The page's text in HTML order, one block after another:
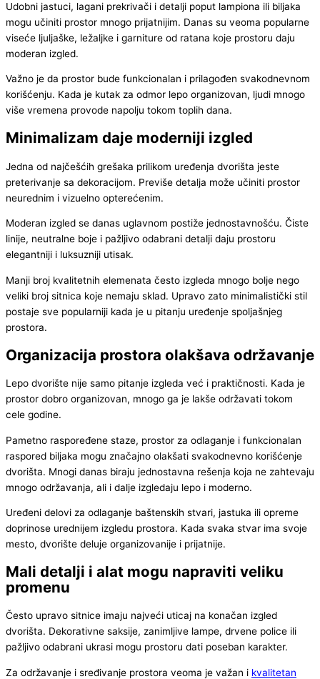
Udobni jastuci, lagani prekrivači i detalji poput lampiona ili biljaka
mogu učiniti prostor mnogo prijatnijim. Danas su veoma popularne
viseće ljuljaške, ležaljke i garniture od ratana koje prostoru daju
moderan izgled.
Važno je da prostor bude funkcionalan i prilagođen svakodnevnom
korišćenju. Kada je kutak za odmor lepo organizovan, ljudi mnogo
više vremena provode napolju tokom toplih dana.
Minimalizam daje moderniji izgled
Jedna od najčešćih grešaka prilikom uređenja dvorišta jeste
preterivanje sa dekoracijom. Previše detalja može učiniti prostor
neurednim i vizuelno opterećenim.
Moderan izgled se danas uglavnom postiže jednostavnošću. Čiste
linije, neutralne boje i pažljivo odabrani detalji daju prostoru
elegantniji i luksuzniji utisak.
Manji broj kvalitetnih elemenata često izgleda mnogo bolje nego
veliki broj sitnica koje nemaju sklad. Upravo zato minimalistički stil
postaje sve popularniji kada je u pitanju uređenje spoljašnjeg
prostora.
Organizacija prostora olakšava održavanje
Lepo dvorište nije samo pitanje izgleda već i praktičnosti. Kada je
prostor dobro organizovan, mnogo ga je lakše održavati tokom
cele godine.
Pametno raspoređene staze, prostor za odlaganje i funkcionalan
raspored biljaka mogu značajno olakšati svakodnevno korišćenje
dvorišta. Mnogi danas biraju jednostavna rešenja koja ne zahtevaju
mnogo održavanja, ali i dalje izgledaju lepo i moderno.
Uređeni delovi za odlaganje baštenskih stvari, jastuka ili opreme
doprinose urednijem izgledu prostora. Kada svaka stvar ima svoje
mesto, dvorište deluje organizovanije i prijatnije.
Mali detalji i alat mogu napraviti veliku
promenu
Često upravo sitnice imaju najveći uticaj na konačan izgled
dvorišta. Dekorativne saksije, zanimljive lampe, drvene police ili
pažljivo odabrani ukrasi mogu prostoru dati poseban karakter.
Za održavanje i sređivanje prostora veoma je važan i kvalitetan